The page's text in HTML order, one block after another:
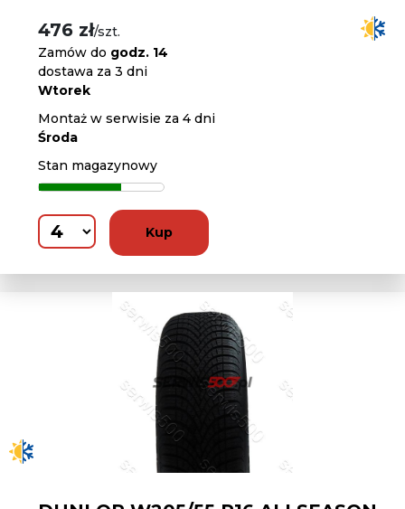
476 zł/szt.
Zamów do godz. 14
dostawa za 3 dni
Wtorek
Montaż w serwisie za 4 dni
Środa
Stan magazynowy
Kup